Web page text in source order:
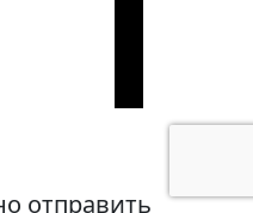
отправить